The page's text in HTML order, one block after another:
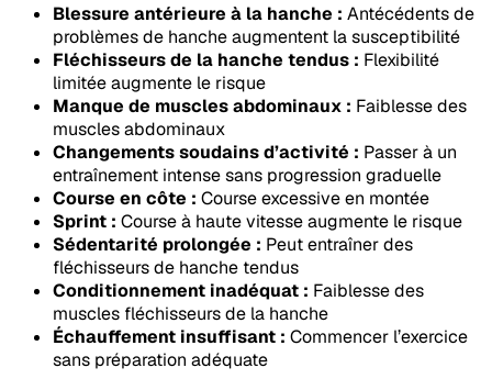
Blessure antérieure à la hanche : Antécédents de
problèmes de hanche augmentent la susceptibilité
Fléchisseurs de la hanche tendus : Flexibilité
limitée augmente le risque
Manque de muscles abdominaux : Faiblesse des
muscles abdominaux
Changements soudains d’activité : Passer à un
entraînement intense sans progression graduelle
Course en côte : Course excessive en montée
Sprint : Course à haute vitesse augmente le risque
Sédentarité prolongée : Peut entraîner des
fléchisseurs de hanche tendus
Conditionnement inadéquat : Faiblesse des
muscles fléchisseurs de la hanche
Échauffement insuffisant : Commencer l’exercice
sans préparation adéquate